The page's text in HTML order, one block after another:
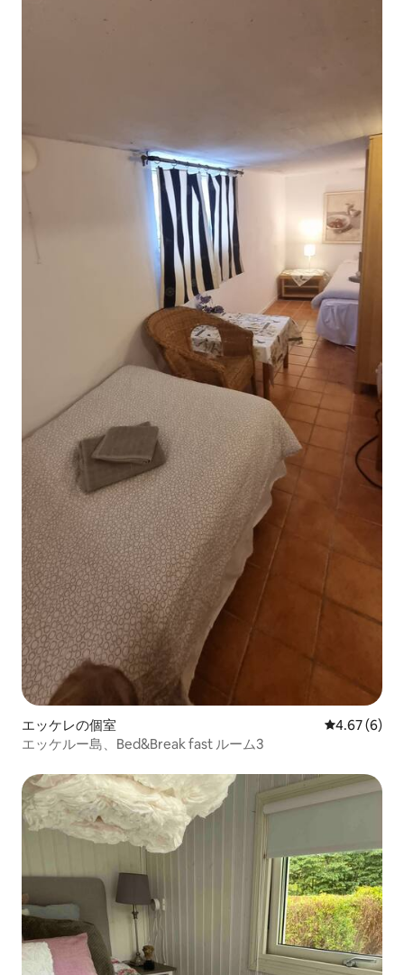
エッケレの個室 レビュー6
4.67 (6)
エッケルー島、Bed&Break fast ルーム3